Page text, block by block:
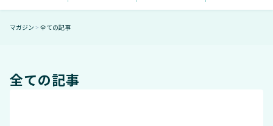
マガジン ＞ 全ての記事
全ての記事